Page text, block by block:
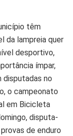
têm
da lampreia quer
desportivo,
ímpar,
disputadas no
o campeonato
em Bicicleta
disputa-
de enduro